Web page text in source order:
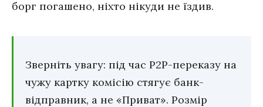
борг погашено, ніхто нікуди не їздив.
Зверніть увагу: під час P2P-переказу на
чужу картку комісію стягує банк-
відправник, а не «Приват». Розмір